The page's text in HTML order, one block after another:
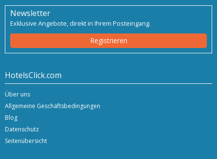
Newsletter
Exklusive Angebote, direkt in Ihrem Posteingang.
Registrieren
HotelsClick.com
Über uns
Allgemeine Geschäftsbedingungen
Blog
Datenschutz
Seitenübersicht